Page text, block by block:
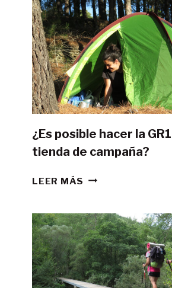
¿Es posible hacer la
tienda de campaña?
LEER MÁS ¿ES
LA
GR11
CON
TIENDA
DE